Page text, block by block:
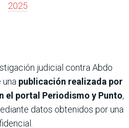
2025
judicial contra Abdo
publicación realizada por
el portal Periodismo y Punto,
datos obtenidos por una